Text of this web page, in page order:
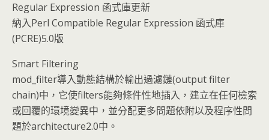
Regular Expression 函式庫更新
納入Perl Compatible Regular Expression 函式庫
(PCRE)5.0版
Smart Filtering
mod_filter導入動態結構於輸出過濾鏈(output filter
chain)中，它使filters能夠條件性地插入，建立在任何檢索
或回覆的環境變異中，並分配更多問題依附以及程序性問
題於architecture2.0中。